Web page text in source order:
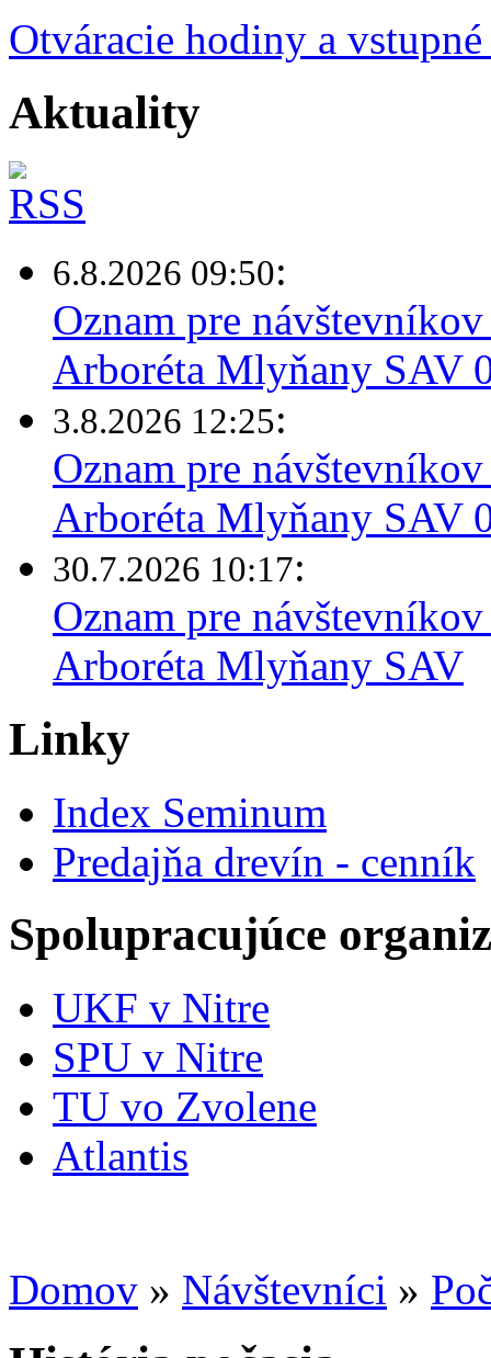
Otváracie hodiny a
Aktuality
6.8.2026 09:50:
Oznam pre
Arboréta Mlyňany SAV
3.8.2026 12:25:
Oznam pre
Arboréta Mlyňany SAV
30.7.2026 10:17:
Oznam pre
Arboréta Mlyňany SAV
Linky
Index Seminum
Predajňa drevín - cenník
Spolupracujúce
UKF v Nitre
SPU v Nitre
TU vo Zvolene
Atlantis
Domov » Návštevníci »